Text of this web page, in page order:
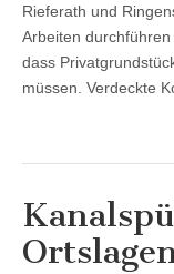
Rieferath und
Arbeiten
dass
müssen. Verdeckte